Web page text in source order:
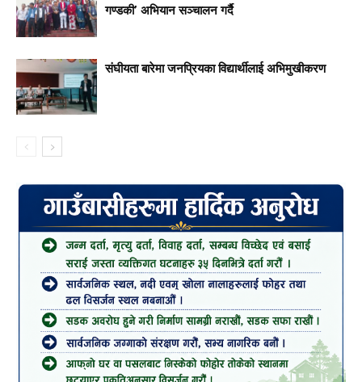
गण्डकी’ अभियान सञ्चालन गर्दै
संघीयता बारेमा जनप्रियका विद्यार्थीलाई अभिमुखीकरण